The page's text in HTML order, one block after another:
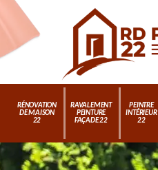
RÉNOVATION
DE MAISON
22
RAVALEMENT
PEINTURE
FAÇADE 22
PEINTRE
INTÉRIEUR
22